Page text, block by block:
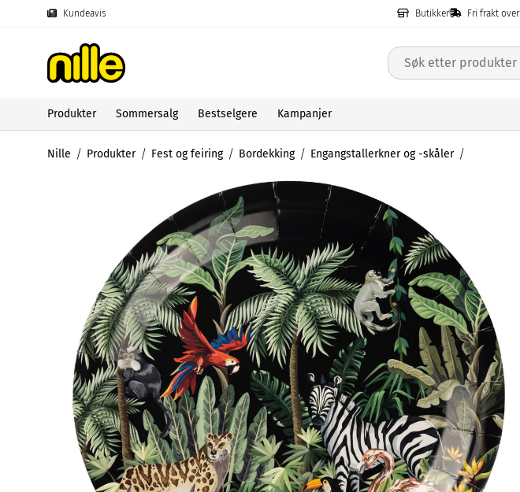
Kundeavis Butikker Fri frakt over
Produkter Sommersalg Bestselgere Kampanjer
Nille Produkter Fest og feiring Bordekking Engangstallerkner og -skåler